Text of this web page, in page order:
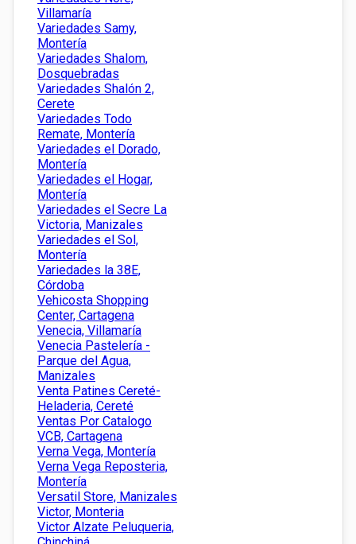
Villamaría
Variedades Samy,
Montería
Variedades Shalom,
Dosquebradas
Variedades Shalón 2,
Cerete
Variedades Todo
Remate, Montería
Variedades el Dorado,
Montería
Variedades el Hogar,
Montería
Variedades el Secre La
Victoria, Manizales
Variedades el Sol,
Montería
Variedades la 38E,
Córdoba
Vehicosta Shopping
Center, Cartagena
Venecia, Villamaría
Venecia Pastelería -
Parque del Agua,
Manizales
Venta Patines Cereté-
Heladeria, Cereté
Ventas Por Catalogo
VCB, Cartagena
Verna Vega, Montería
Verna Vega Reposteria,
Montería
Versatil Store, Manizales
Victor, Monteria
Victor Alzate Peluqueria,